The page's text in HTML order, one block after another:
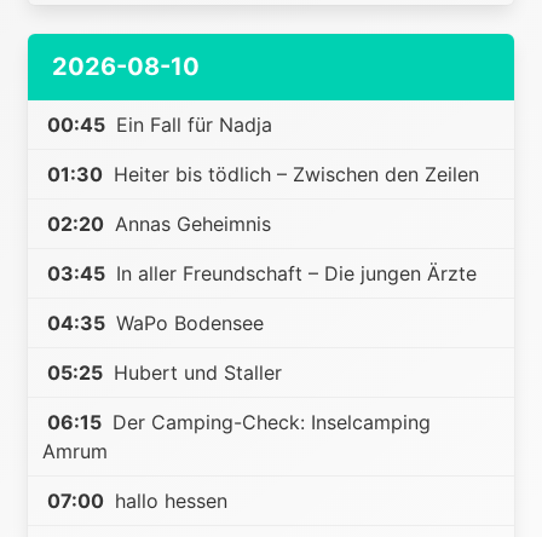
2026-08-10
00:45 Ein Fall für Nadja
01:30 Heiter bis tödlich – Zwischen den Zeilen
02:20 Annas Geheimnis
03:45 In aller Freundschaft – Die jungen Ärzte
04:35 WaPo Bodensee
05:25 Hubert und Staller
06:15 Der Camping-Check: Inselcamping
Amrum
07:00 hallo hessen